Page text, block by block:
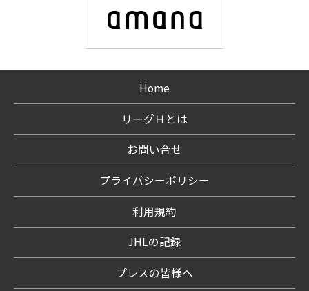
Home
リーグＨとは
お問い合せ
プライバシーポリシー
利用規約
JHLの記録
プレスの皆様へ